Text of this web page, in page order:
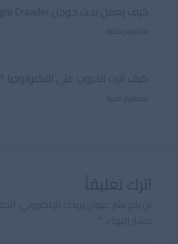
كيف يعمل بحث جوجل Google Crawler ؟
مفاهيم تقنية
كيف اثرت الحروب على التكنولوجيا ؟
مفاهيم تقنية
اترك تعليقاً